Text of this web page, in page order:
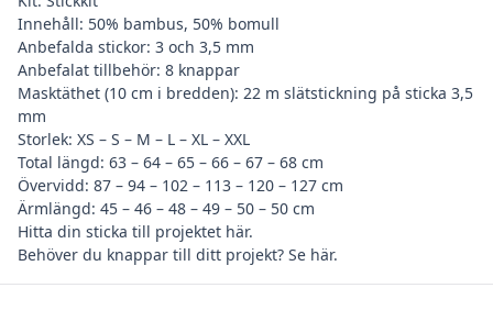
Innehåll: 50% bambus, 50% bomull
Anbefalda stickor: 3 och 3,5 mm
Anbefalat tillbehör: 8 knappar
Masktäthet (10 cm i bredden): 22 m slätstickning på sticka 3,5
mm
Storlek: XS – S – M – L – XL – XXL
Total längd: 63 – 64 – 65 – 66 – 67 – 68 cm
Övervidd: 87 – 94 – 102 – 113 – 120 – 127 cm
Ärmlängd: 45 – 46 – 48 – 49 – 50 – 50 cm
Hitta din sticka till projektet här.
Behöver du knappar till ditt projekt? Se här.